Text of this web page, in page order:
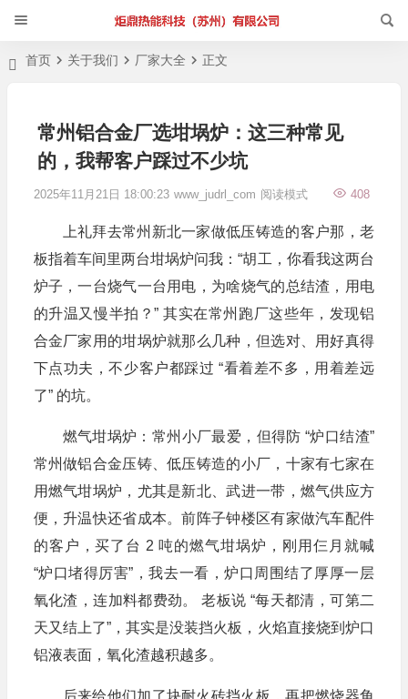
首页 关于我们 厂家大全 正文
常州铝合金厂选坩埚炉：这三种常见
的，我帮客户踩过不少坑
2025年11月21日 18:00:23 www_judrl_com 408
阅读模式
上礼拜去常州新北一家做低压铸造的客户那，老
板指着车间里两台坩埚炉问我：“胡工，你看我这两台
炉子，一台烧气一台用电，为啥烧气的总结渣，用电
的升温又慢半拍？” 其实在常州跑厂这些年，发现铝
合金厂家用的坩埚炉就那么几种，但选对、用好真得
下点功夫，不少客户都踩过 “看着差不多，用着差远
了” 的坑。
燃气坩埚炉：常州小厂最爱，但得防 “炉口结渣”
常州做铝合金压铸、低压铸造的小厂，十家有七家在
用燃气坩埚炉，尤其是新北、武进一带，燃气供应方
便，升温快还省成本。前阵子钟楼区有家做汽车配件
的客户，买了台 2 吨的燃气坩埚炉，刚用仨月就喊
“炉口堵得厉害”，我去一看，炉口周围结了厚厚一层
氧化渣，连加料都费劲。 老板说 “每天都清，可第二
天又结上了”，其实是没装挡火板，火焰直接烧到炉口
铝液表面，氧化渣越积越多。
后来给他们加了块耐火砖挡火板，再把燃烧器角